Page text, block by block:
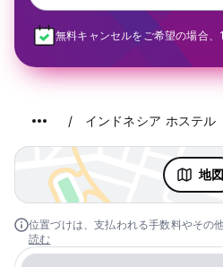
無料キャンセルをご希望の場合、
インドネシア ホステル
地図
位置づけは、支払われる手数料やその
読む